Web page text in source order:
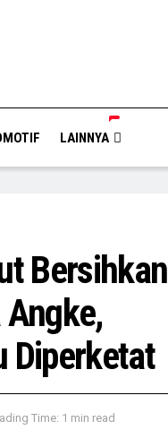
LAINNYA
Bersihkan
Diperketat
Time: 1 min read